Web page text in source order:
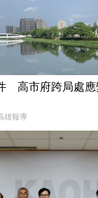
高市府跨局處應
雄報導